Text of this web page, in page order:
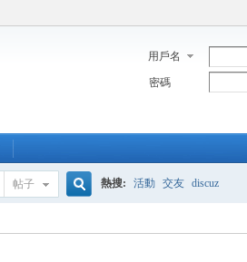
用戶名
密碼
帖子 熱搜: 活動 交友 discuz